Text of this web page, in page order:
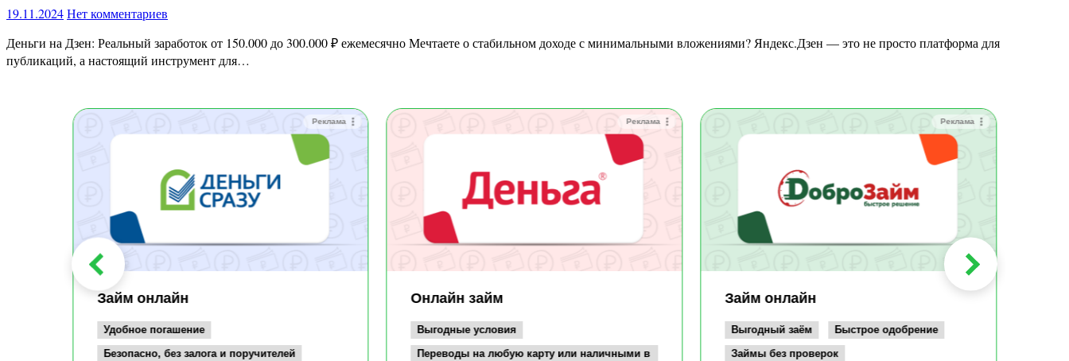
19.11.2024Нет комментариев
Деньги на Дзен: Реальный заработок от 150.000 до 300.000 ₽ ежемесячно Мечтаете о стабильном доходе с минимальными вложениями? Яндекс.Дзен — это не просто платформа для
публикаций, а настоящий инструмент для…
Реклама
Займ онлайн
Удобное погашение
Безопасно, без залога и поручителей
Реклама
Онлайн займ
Выгодные условия
Переводы на любую карту или наличными в
Реклама
Займ онлайн
Выгодный заём
Быстрое одобрение
Займы без проверок